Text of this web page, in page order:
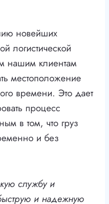
новейших
логистической
нашим клиентам
местоположение
времени. Это дает
процесс
в том, что груз
и без
службу и
и надежную